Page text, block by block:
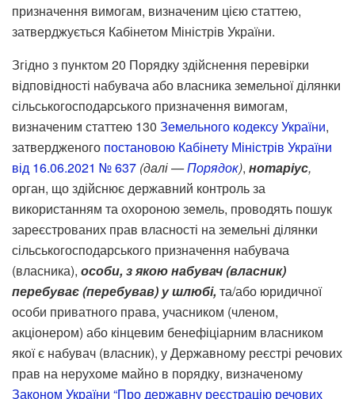
призначення вимогам, визначеним цією статтею,
затверджується Кабінетом Міністрів України.
Згідно з пунктом 20 Порядку здійснення перевірки
відповідності набувача або власника земельної ділянки
сільськогосподарського призначення вимогам,
визначеним статтею 130 Земельного кодексу України,
затвердженого постановою Кабінету Міністрів України
від 16.06.2021 № 637 (далі —Порядок), нотаріус,
орган, що здійснює державний контроль за
використанням та охороною земель, проводять пошук
зареєстрованих прав власності на земельні ділянки
сільськогосподарського призначення набувача
(власника), особи, з якою набувач (власник)
перебуває (перебував) у шлюбі, та/або юридичної
особи приватного права, учасником (членом,
акціонером) або кінцевим бенефіціарним власником
якої є набувач (власник), у Державному реєстрі речових
прав на нерухоме майно в порядку, визначеному
Законом України “Про державну реєстрацію речових